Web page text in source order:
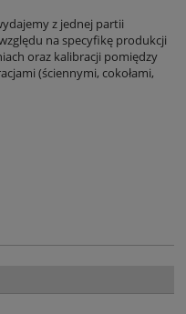
z jednej partii
na specyfikę produkcji
oraz kalibracji pomiędzy
(ściennymi, cokołami,